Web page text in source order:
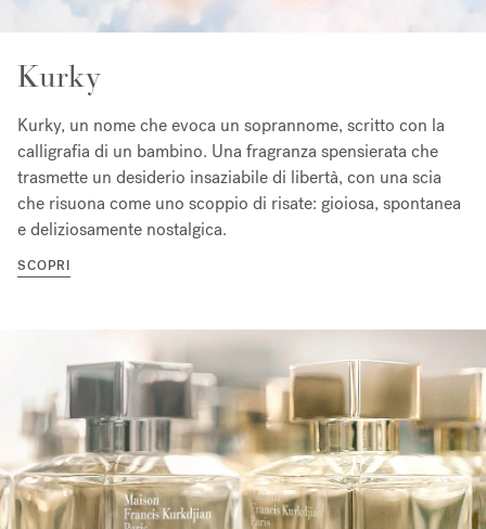
Kurky
Kurky, un nome che evoca un soprannome, scritto con la
calligrafia di un bambino. Una fragranza spensierata che
trasmette un desiderio insaziabile di libertà, con una scia
che risuona come uno scoppio di risate: gioiosa, spontanea
e deliziosamente nostalgica.
SCOPRI